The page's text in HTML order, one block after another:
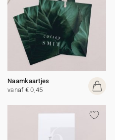
Naamkaartjes
vanaf € 0,45